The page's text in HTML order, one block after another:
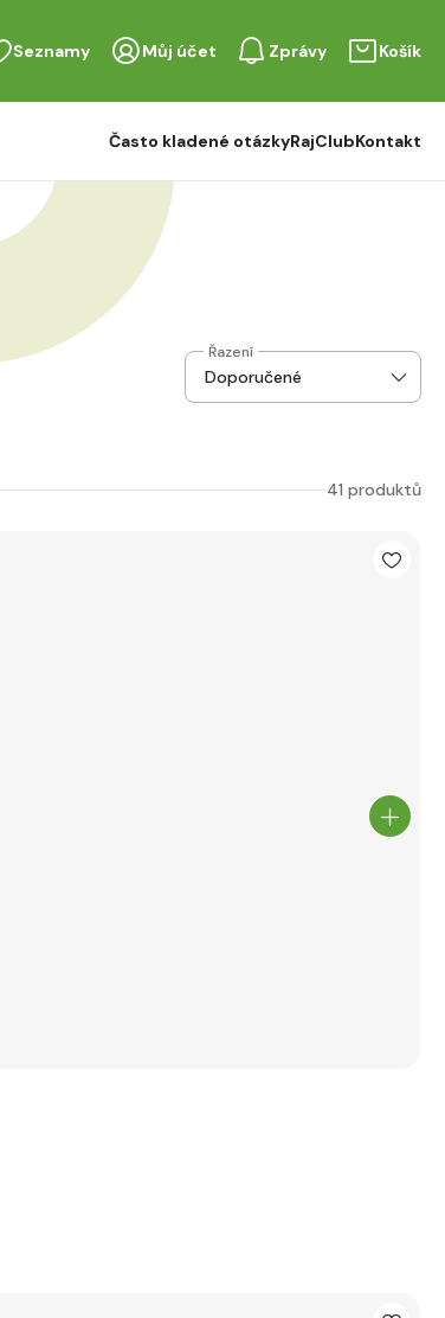
Seznamy Můj účet Zprávy Košík
Často kladené otázkyRajClubKontakt
Řazení
41 produktů